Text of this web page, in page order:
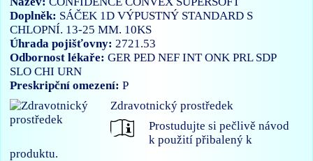
Doplněk: SÁČEK 1D VÝPUSTNÝ STANDARD S
CHLOPNÍ. 13-25 MM. 10KS
Úhrada pojišťovny:2721.53
Odbornost lékaře:GERPEDNEFINTONKPRL SDP
SLOCHIURN
Preskripční omezení:P
Zdravotnický prostředek
Prostudujte si pečlivě návod
k použití přibalený k
produktu.